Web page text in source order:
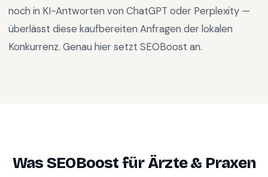
noch in KI-Antworten von ChatGPT oder Perplexity —
überlässt diese kaufbereiten Anfragen der lokalen
Konkurrenz. Genau hier setzt SEOBoost an.
Was SEOBoost fürÄrzte & Praxen